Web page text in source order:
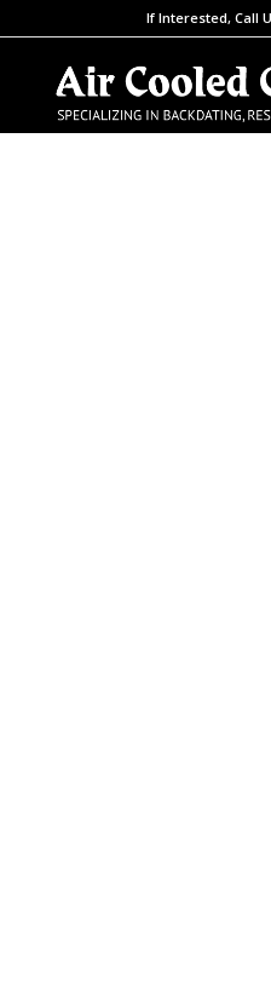
If Interested, Call